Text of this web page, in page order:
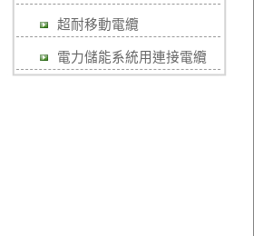
超耐移動電纜
電力儲能系統用連接電纜